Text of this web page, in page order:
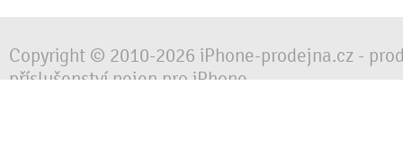
Copyright © 2010-2026 iPhone-prodejna.cz -
příslušenství nejen pro iPhone